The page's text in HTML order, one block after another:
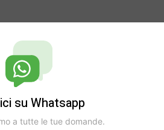
su Whatsapp
a tutte le tue domande.